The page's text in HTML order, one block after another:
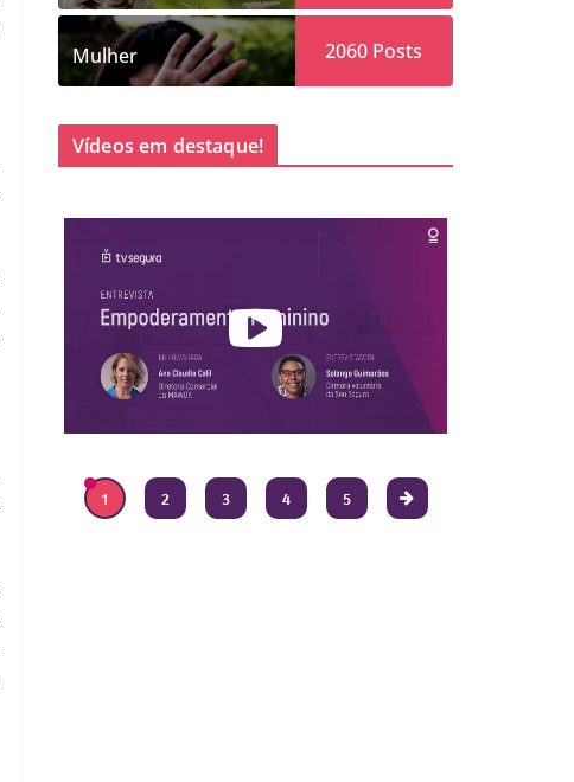
Mulher 2060 Posts
Vídeos em destaque!
1 2 3 4 5